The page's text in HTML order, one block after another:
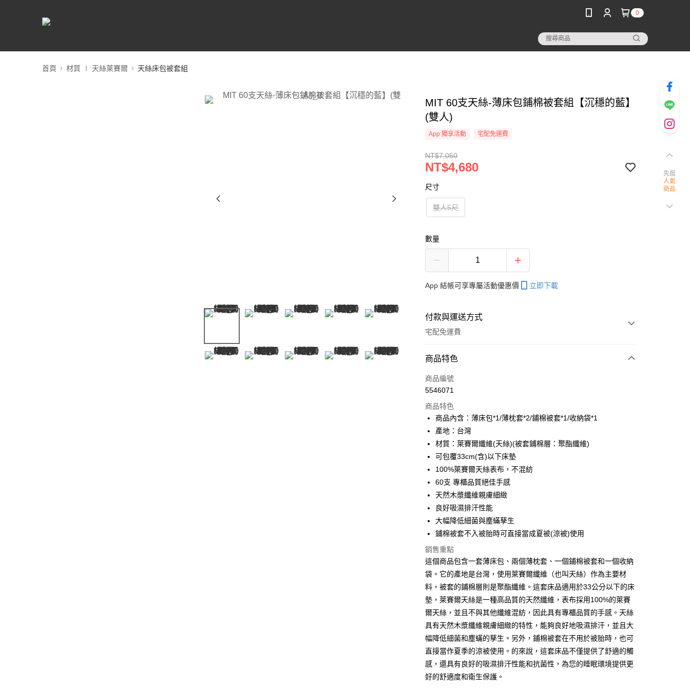
0
首頁 材質 ∣ 天絲萊賽爾 天絲床包被套組
MIT 60支天絲-薄床包鋪棉被套組【沉穩的藍】
(雙人)
App 獨享活動 宅配免運費
NT$7,050
NT$4,680
尺寸
雙人5尺
數量
App 結帳可享專屬活動優惠價 立即下載
付款與運送方式
宅配免運費
付款方式
信用卡一次付款
Apple Pay
街口支付
悠遊付
全盈+PAY
ATM付款
運送方式
每筆NT$100，滿NT$1,500(含以上)免運費
免運費
免運費
商品特色
商品編號
5546071
商品特色
商品內含：薄床包*1/薄枕套*2/鋪棉被套*1/收納袋*1
產地：台灣
材質：萊賽爾纖維(天絲)(被套鋪棉層：聚酯纖維)
可包覆33cm(含)以下床墊
100%萊賽爾天絲表布，不混紡
60支 專櫃品質絕佳手感
天然木漿纖維親膚細緻
良好吸濕排汗性能
大幅降低細菌與塵蟎孳生
鋪棉被套不入被胎時可直接當成夏被(涼被)使用
銷售重點
這個商品包含一套薄床包、兩個薄枕套、一個鋪棉被套和一個收納
袋。它的產地是台灣，使用萊賽爾纖維（也叫天絲）作為主要材
料，被套的鋪棉層則是聚酯纖維。這套床品適用於33公分以下的床
墊，萊賽爾天絲是一種高品質的天然纖維，表布採用100%的萊賽
爾天絲，並且不與其他纖維混紡，因此具有專櫃品質的手感。天絲
具有天然木漿纖維親膚細緻的特性，能夠良好地吸濕排汗，並且大
幅降低細菌和塵蟎的孳生。另外，鋪棉被套在不用於被胎時，也可
直接當作夏季的涼被使用。的來說，這套床品不僅提供了舒適的觸
感，還具有良好的吸濕排汗性能和抗菌性，為您的睡眠環境提供更
好的舒適度和衛生保護。
先逛
人氣
商品